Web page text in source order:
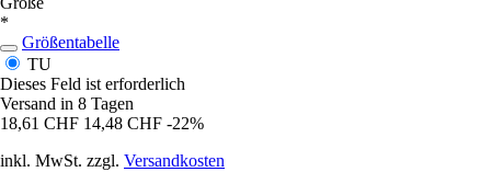
*
Größentabelle
TU
Dieses Feld ist erforderlich
Versand in 8 Tagen
18,61 CHF 14,48 CHF -22%
inkl. MwSt. zzgl. Versandkosten